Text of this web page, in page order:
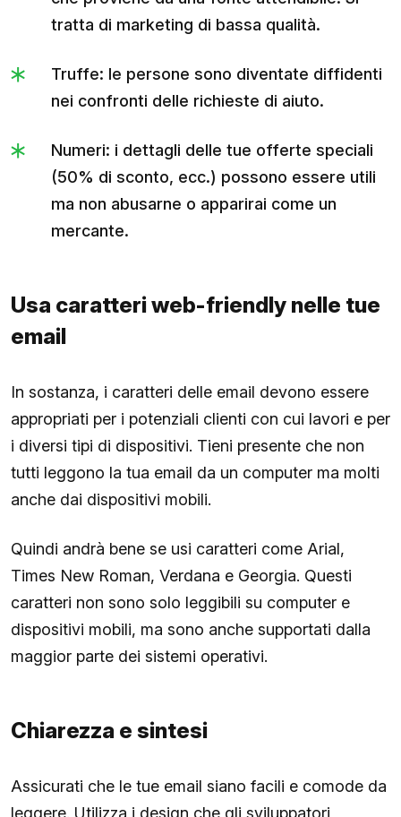
tratta di marketing di bassa qualità.
Truffe: le persone sono diventate diffidenti
nei confronti delle richieste di aiuto.
Numeri: i dettagli delle tue offerte speciali
(50% di sconto, ecc.) possono essere utili
ma non abusarne o apparirai come un
mercante.
Usa caratteri web-friendly nelle tue
email
In sostanza, i caratteri delle email devono essere
appropriati per i potenziali clienti con cui lavori e per
i diversi tipi di dispositivi. Tieni presente che non
tutti leggono la tua email da un computer ma molti
anche dai dispositivi mobili.
Quindi andrà bene se usi caratteri come Arial,
Times New Roman, Verdana e Georgia. Questi
caratteri non sono solo leggibili su computer e
dispositivi mobili, ma sono anche supportati dalla
maggior parte dei sistemi operativi.
Chiarezza e sintesi
Assicurati che le tue email siano facili e comode da
leggere. Utilizza i design che gli sviluppatori